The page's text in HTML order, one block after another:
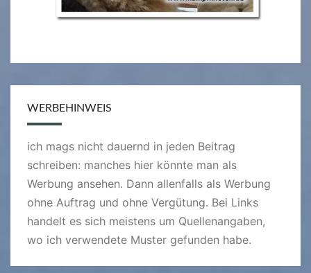
WERBEHINWEIS
ich mags nicht dauernd in jeden Beitrag
schreiben: manches hier könnte man als
Werbung ansehen. Dann allenfalls als Werbung
ohne Auftrag und ohne Vergütung. Bei Links
handelt es sich meistens um Quellenangaben,
wo ich verwendete Muster gefunden habe.